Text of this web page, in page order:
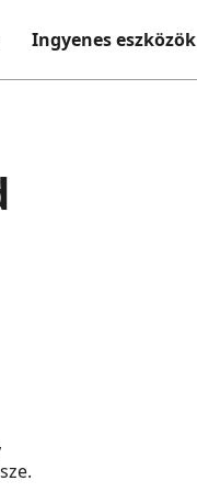
Ingyenes eszközök